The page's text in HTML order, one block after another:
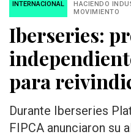
INTERNACIONAL
HACIENDO
MOVIMIENTO
Iberseries:
para
Durante Iberseries
FIPCA anunciaron su